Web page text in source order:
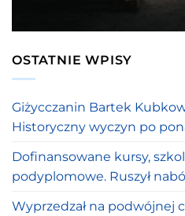
OSTATNIE WPISY
Giżycczanin Bartek
Historyczny wyczyn po
Dofinansowane kursy,
podyplomowe. Ruszył
Wyprzedzał na podwójnej